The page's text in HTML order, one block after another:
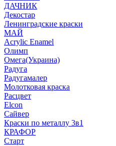
ДАЧНИК
Декостар
Ленинградские краски
МАЙ
Acrylic Enamel
Олимп
Омега(Украина)
Радуга
Радугамалер
Молотковая краска
Расцвет
Elcon
Сайвер
Краски по металлу 3в1
КРАФОР
Старт